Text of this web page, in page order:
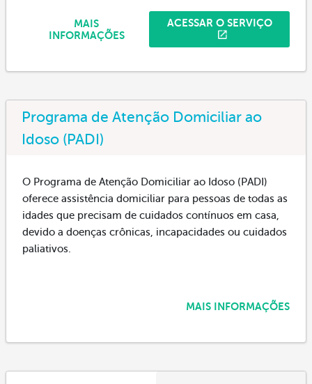
ACESSAR O SERVIÇO
MAIS
INFORMAÇÕES
Programa de Atenção Domiciliar ao
Idoso (PADI)
O Programa de Atenção Domiciliar ao Idoso (PADI)
oferece assistência domiciliar para pessoas de todas as
idades que precisam de cuidados contínuos em casa,
devido a doenças crônicas, incapacidades ou cuidados
paliativos.
MAIS INFORMAÇÕES